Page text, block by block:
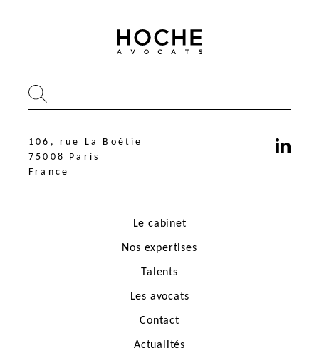
106, rue La Boétie
106, rue La Boétie
75008 Paris
France
Le cabinet
Nos expertises
Talents
Les avocats
Contact
Actualités